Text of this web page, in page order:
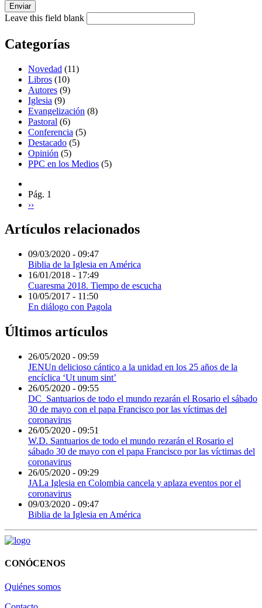
Enviar
Leave this field blank
Categorías
Novedad (11)
Libros (10)
Autores (9)
Iglesia (9)
Evangelización (8)
Pastoral (6)
Conferencia (5)
Destacado (5)
Opinión (5)
PPC en los Medios (5)
Pág. 1
››
Artículos relacionados
09/03/2020 - 09:47
Biblia de la Iglesia en América
16/01/2018 - 17:49
Cuaresma 2018. Tiempo de escucha
10/05/2017 - 11:50
En diálogo con Pagola
Últimos artículos
26/05/2020 - 09:59
JENUn delicioso cántico a la unidad en los 25 años de la
encíclica ‘Ut unum sint’
26/05/2020 - 09:55
DC_Santuarios de todo el mundo rezarán el Rosario el sábado
30 de mayo con el papa Francisco por las víctimas del
coronavirus
26/05/2020 - 09:51
W.D. Santuarios de todo el mundo rezarán el Rosario el
sábado 30 de mayo con el papa Francisco por las víctimas del
coronavirus
26/05/2020 - 09:29
JALa Iglesia en Colombia cancela y aplaza eventos por el
coronavirus
09/03/2020 - 09:47
Biblia de la Iglesia en América
CONÓCENOS
Quiénes somos